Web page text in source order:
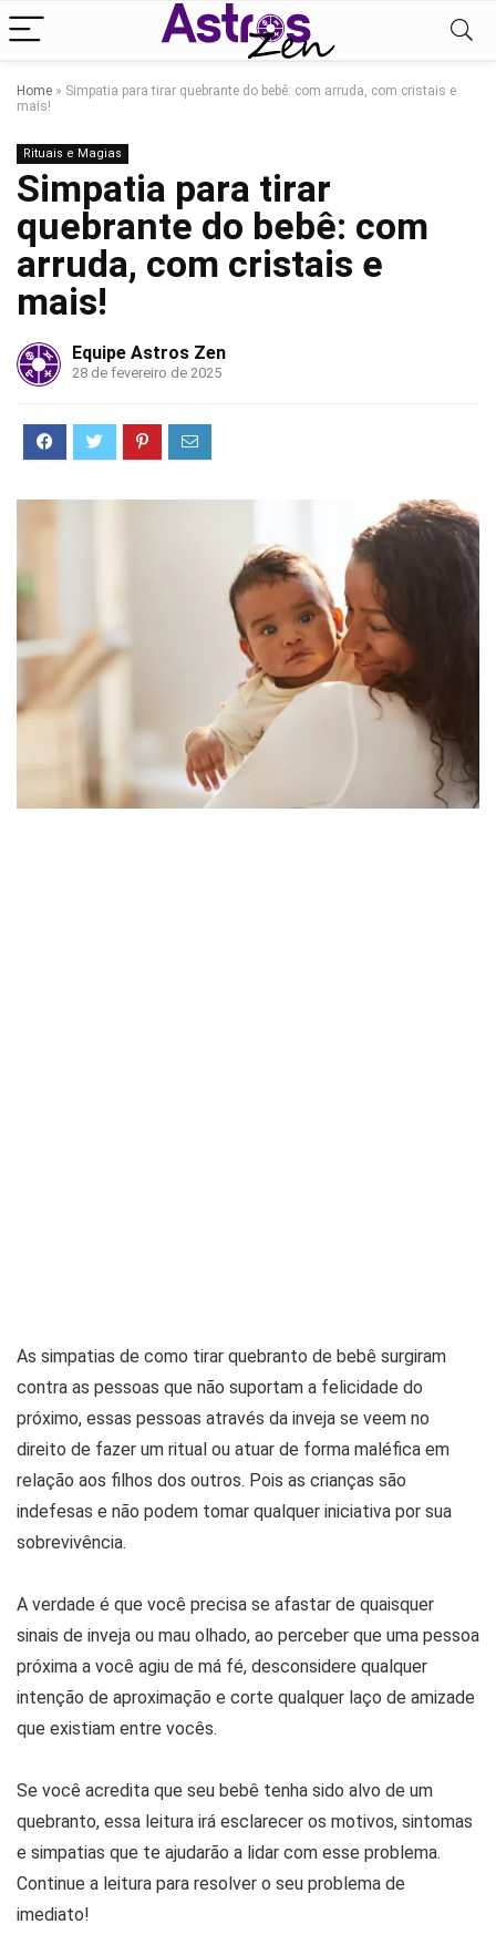
Home » Simpatia para tirar quebrante do bebê: com arruda, com cristais e
mais!
Rituais e Magias
Simpatia para tirar
quebrante do bebê: com
arruda, com cristais e
mais!
Equipe Astros Zen
28 de fevereiro de 2025
As simpatias de como tirar quebranto de bebê surgiram
contra as pessoas que não suportam a felicidade do
próximo, essas pessoas através da inveja se veem no
direito de fazer um ritual ou atuar de forma maléfica em
relação aos filhos dos outros. Pois as crianças são
indefesas e não podem tomar qualquer iniciativa por sua
sobrevivência.
A verdade é que você precisa se afastar de quaisquer
sinais de inveja ou mau olhado, ao perceber que uma pessoa
próxima a você agiu de má fé, desconsidere qualquer
intenção de aproximação e corte qualquer laço de amizade
que existiam entre vocês.
Se você acredita que seu bebê tenha sido alvo de um
quebranto, essa leitura irá esclarecer os motivos, sintomas
e simpatias que te ajudarão a lidar com esse problema.
Continue a leitura para resolver o seu problema de
imediato!